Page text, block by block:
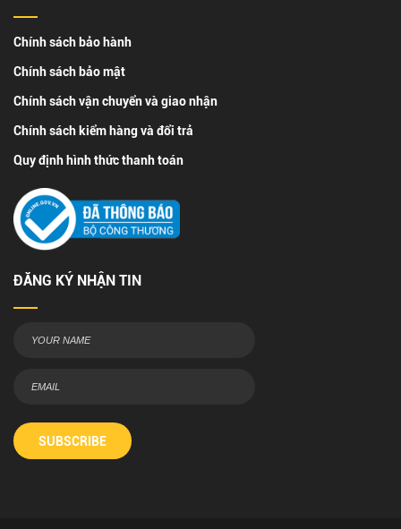
Chính sách bảo hành
Chính sách bảo mật
Chính sách vận chuyển và giao nhận
Chính sách kiểm hàng và đổi trả
Quy định hình thức thanh toán
ĐĂNG KÝ NHẬN TIN
SUBSCRIBE